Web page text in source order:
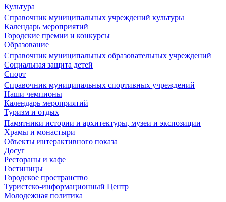
Культура
Справочник муниципальных учреждений культуры
Календарь мероприятий
Городские премии и конкурсы
Образование
Справочник муниципальных образовательных учреждений
Социальная защита детей
Спорт
Справочник муниципальных спортивных учреждений
Наши чемпионы
Календарь мероприятий
Туризм и отдых
Памятники истории и архитектуры, музеи и экспозиции
Храмы и монастыри
Объекты интерактивного показа
Досуг
Рестораны и кафе
Гостиницы
Городское пространство
Туристско-информационный Центр
Молодежная политика